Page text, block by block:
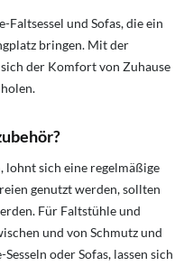
und Sofas, die ein
bringen. Mit der
der Komfort von Zuhause
lohnt sich eine regelmäßige
genutzt werden, sollten
Für Faltstühle und
und von Schmutz und
oder Sofas, lassen sich